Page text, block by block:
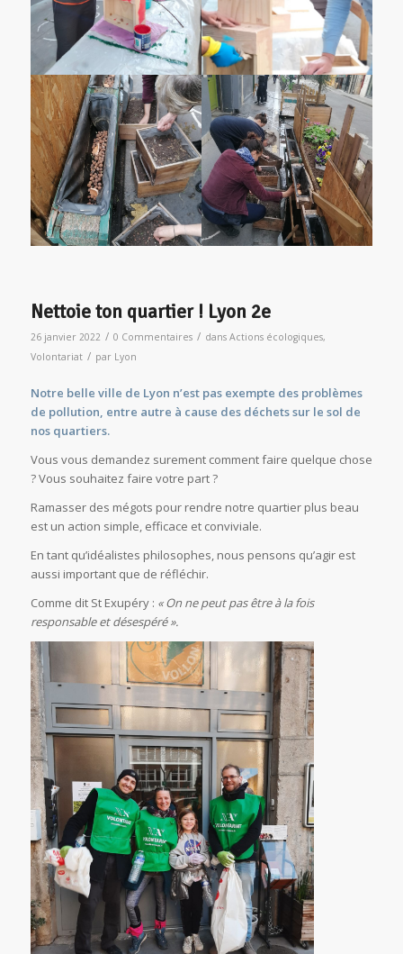
Nettoie ton quartier ! Lyon 2e
26 janvier 2022 / 0 Commentaires / dans Actions écologiques,
Volontariat / par Lyon
Notre belle ville de Lyon n’est pas exempte des problèmes
de pollution, entre autre à cause des déchets sur le sol de
nos quartiers.
Vous vous demandez surement comment faire quelque chose
? Vous souhaitez faire votre part ?
Ramasser des mégots pour rendre notre quartier plus beau
est un action simple, efficace et conviviale.
En tant qu’idéalistes philosophes, nous pensons qu’agir est
aussi important que de réfléchir.
Comme dit St Exupéry : « On ne peut pas être à la fois
responsable et désespéré ».